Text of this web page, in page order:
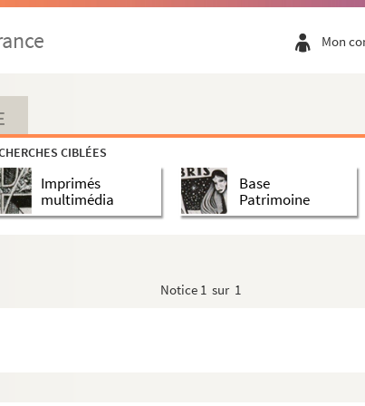
Mon
CIBLÉES
Imprimés
multimédia
Base
Patrimoine
Notice 1 sur 1